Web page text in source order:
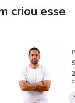
criou esse